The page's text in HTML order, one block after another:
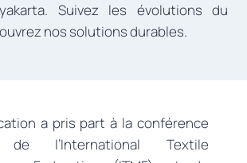
Suivez les évolutions du
nos solutions durables.
a pris part à la conférence
de l’International Textile